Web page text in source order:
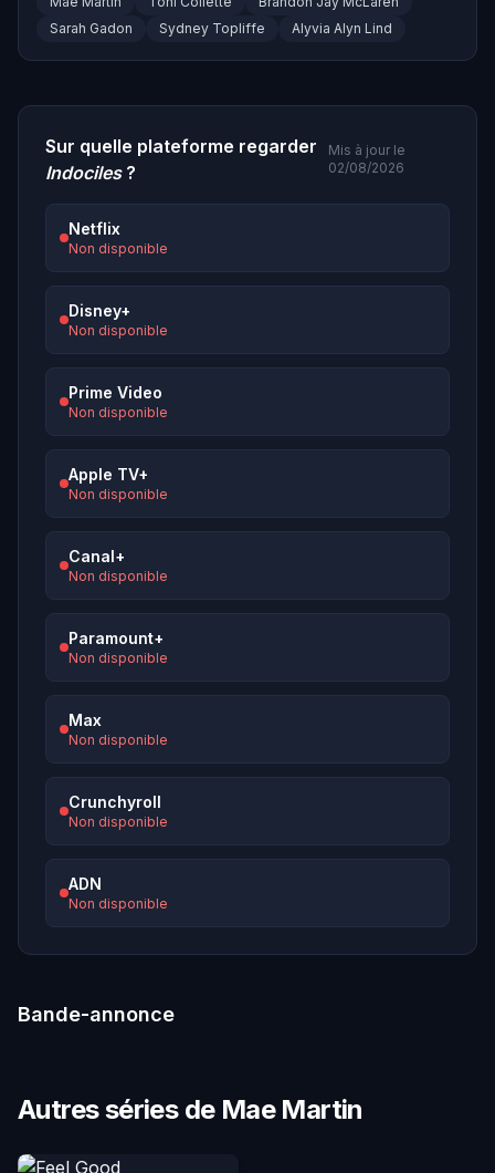
Sarah Gadon
Sydney Topliffe Alyvia Alyn Lind
Sur quelle plateforme regarder
Indociles?
Mis à jour le
02/08/2026
Netflix
Non disponible
Disney+
Non disponible
Prime Video
Non disponible
Apple TV+
Non disponible
Canal+
Non disponible
Paramount+
Non disponible
Max
Non disponible
Crunchyroll
Non disponible
ADN
Non disponible
Bande-annonce
Autres séries de Mae Martin